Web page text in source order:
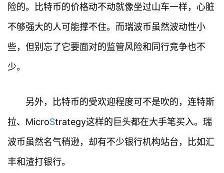
行
快
险的。比特币的价格动不动就像坐过山车一样，心脏
不够强大的人可能撑不住。而瑞波币虽然波动性小
些，但别忘了它要面对的监管风险和同行竞争也不
少。
另外，比特币的受欢迎程度可不是吹的，连特斯
拉、MicroStrategy这样的巨头都在大手笔买入。瑞
波币虽然名气稍逊，却有不少银行机构站台，比如汇
丰和渣打银行。